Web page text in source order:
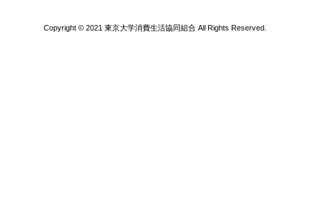
Copyright © 2021 東京大学消費生活協同組合 All Rights Reserved.